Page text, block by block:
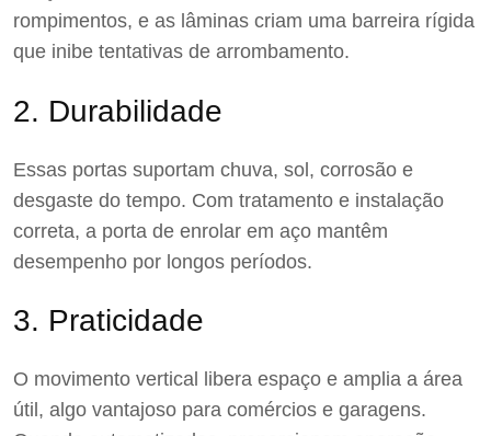
rompimentos, e as lâminas criam uma barreira rígida
que inibe tentativas de arrombamento.
2. Durabilidade
Essas portas suportam chuva, sol, corrosão e
desgaste do tempo. Com tratamento e instalação
correta, a porta de enrolar em aço mantêm
desempenho por longos períodos.
3. Praticidade
O movimento vertical libera espaço e amplia a área
útil, algo vantajoso para comércios e garagens.